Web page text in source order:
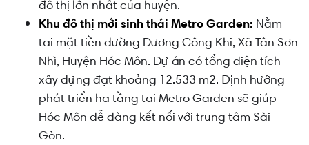
đô thị lớn nhất của huyện.
Khu đô thị mới sinh thái Metro Garden: Nằm
tại mặt tiền đường Dương Công Khi, Xã Tân Sơn
Nhì, Huyện Hóc Môn. Dự án có tổng diện tích
xây dựng đạt khoảng 12.533 m2. Định hướng
phát triển hạ tầng tại Metro Garden sẽ giúp
Hóc Môn dễ dàng kết nối với trung tâm Sài
Gòn.